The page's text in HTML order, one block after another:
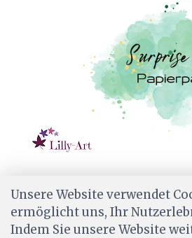
SURPRISE PAPER PACK 1/ 20
CHF 9.00
Unsere Website verwendet
ermöglicht uns, Ihr
Indem Sie unsere Website